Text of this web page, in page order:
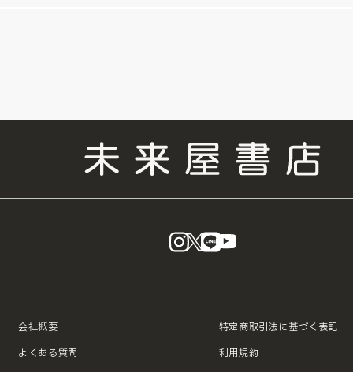
instagram
X LINE
会社概要
よくある質問
特定商取引法に基づく表記
利用規約